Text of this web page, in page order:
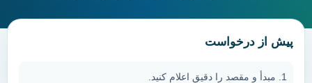
پیش از درخواست
مبدأ و مقصد را دقیق اعلام کنید.